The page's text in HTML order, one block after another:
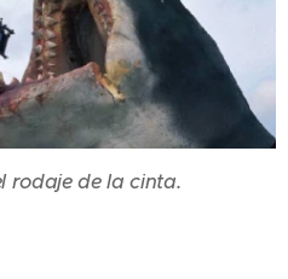
rodaje de la cinta.